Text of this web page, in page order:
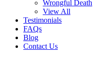
Wrongful Death
View All
Testimonials
FAQs
Blog
Contact Us